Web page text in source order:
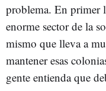
problema. En primer
enorme sector de la
mismo que lleva a
mantener esas
gente entienda que